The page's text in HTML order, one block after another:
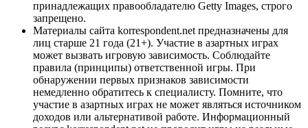
принадлежащих правообладателю Getty Images, строго
запрещено.
Материалы сайта korrespondent.net предназначены для
лиц старше 21 года (21+). Участие в азартных играх
может вызвать игровую зависимость. Соблюдайте
правила (принципы) ответственной игры. При
обнаружении первых признаков зависимости
немедленно обратитесь к специалисту. Помните, что
участие в азартных играх не может являться источником
доходов или альтернативой работе. Информационный